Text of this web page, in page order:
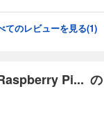
てのレビューを見る(1)
Pi... の